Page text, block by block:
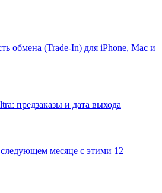
обмена (Trade-In) для iPhone, Mac и
предзаказы и дата выхода
месяце с этими 12